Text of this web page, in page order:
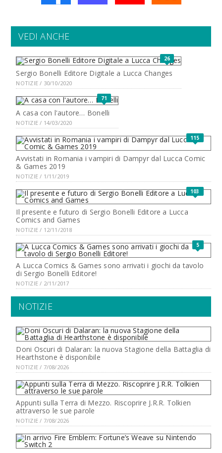
VEDI ANCHE
26
Sergio Bonelli Editore Digitale a Lucca Changes
NOTIZIE / 30/10/2020
71
A casa con l'autore… Bonelli
NOTIZIE / 14/03/2020
115
Avvistati in Romania i vampiri di Dampyr dal Lucca Comic
& Games 2019
NOTIZIE / 1/11/2019
103
Il presente e futuro di Sergio Bonelli Editore a Lucca
Comics and Games
NOTIZIE / 12/11/2018
5
A Lucca Comics & Games sono arrivati i giochi da tavolo
di Sergio Bonelli Editore!
NOTIZIE / 2/11/2017
NOTIZIE
Doni Oscuri di Dalaran: la nuova Stagione della Battaglia di
Hearthstone è disponibile
NOTIZIE / 7/08/2026
Appunti sulla Terra di Mezzo. Riscoprire J.R.R. Tolkien
attraverso le sue parole
NOTIZIE / 7/08/2026